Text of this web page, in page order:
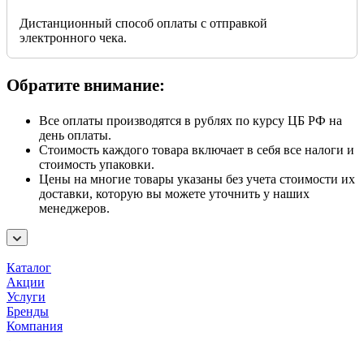
Дистанционный способ оплаты с отправкой
электронного чека.
Обратите внимание:
Все оплаты производятся в рублях по курсу ЦБ РФ на
день оплаты.
Стоимость каждого товара включает в себя все налоги и
стоимость упаковки.
Цены на многие товары указаны без учета стоимости их
доставки, которую вы можете уточнить у наших
менеджеров.
Каталог
Акции
Услуги
Бренды
Компания